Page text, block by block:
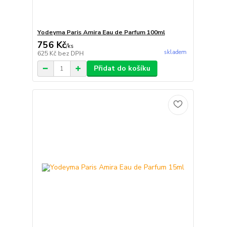
Yodeyma Paris Amira Eau de Parfum 100ml
756 Kč/ks
625 Kč bez DPH skladem
Přidat do košíku